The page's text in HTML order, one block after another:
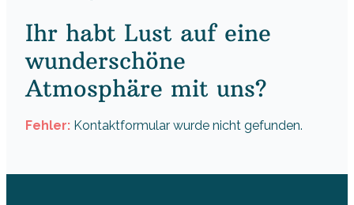
Ihr habt Lust auf eine
wunderschöne
Atmosphäre mit uns?
Fehler: Kontaktformular wurde nicht gefunden.